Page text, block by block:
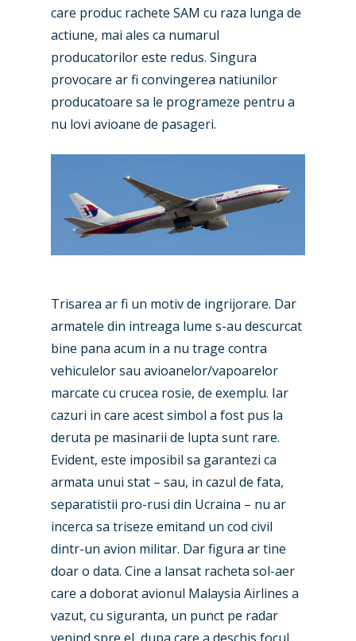
care produc rachete SAM cu raza lunga de
actiune, mai ales ca numarul
producatorilor este redus. Singura
provocare ar fi convingerea natiunilor
producatoare sa le programeze pentru a
nu lovi avioane de pasageri.
Trisarea ar fi un motiv de ingrijorare. Dar
armatele din intreaga lume s-au descurcat
bine pana acum in a nu trage contra
vehiculelor sau avioanelor/vapoarelor
marcate cu crucea rosie, de exemplu. Iar
cazuri in care acest simbol a fost pus la
deruta pe masinarii de lupta sunt rare.
Evident, este imposibil sa garantezi ca
armata unui stat – sau, in cazul de fata,
separatistii pro-rusi din Ucraina – nu ar
incerca sa triseze emitand un cod civil
dintr-un avion militar. Dar figura ar tine
doar o data. Cine a lansat racheta sol-aer
care a doborat avionul Malaysia Airlines a
vazut, cu siguranta, un punct pe radar